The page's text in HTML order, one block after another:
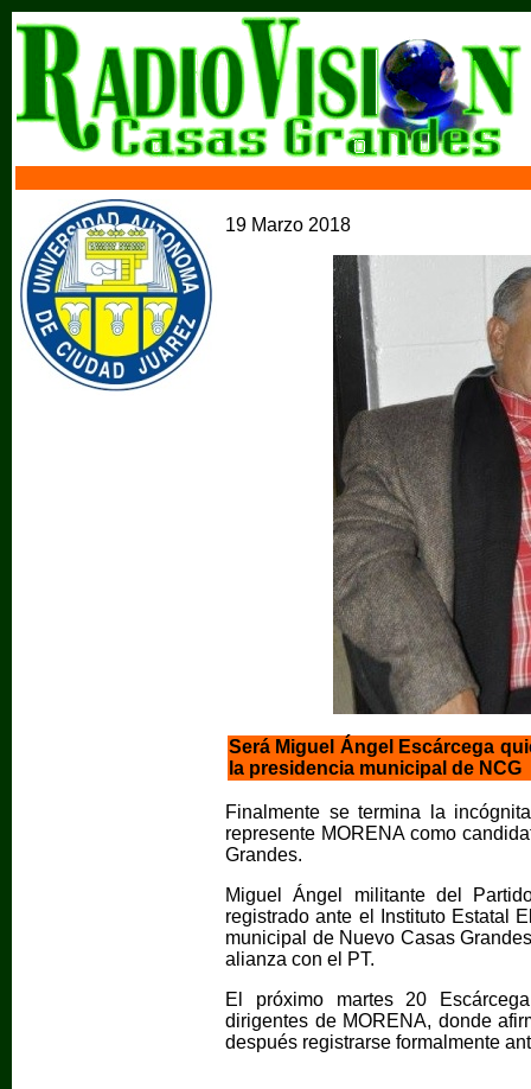
19 Marzo 2018
Será Miguel Ángel Escárcega
la presidencia municipal de NCG
Finalmente se termina la
represente MORENA como
Grandes.
Miguel Ángel militante del
registrado ante el Instituto Estatal
municipal de Nuevo Casas
alianza con el PT.
El próximo martes 20
dirigentes de MORENA, donde
después registrarse formalmente